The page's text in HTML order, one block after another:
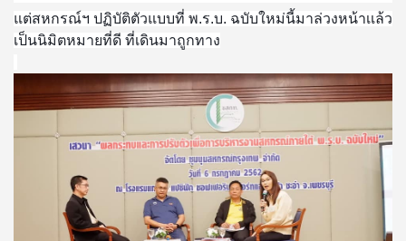
แต่สหกรณ์ฯ ปฏิบัติตัวแบบที่ พ.ร.บ. ฉบับใหม่นี้มาล่วงหน้าเเล้ว
เป็นนิมิตหมายที่ดี ที่เดินมาถูกทาง